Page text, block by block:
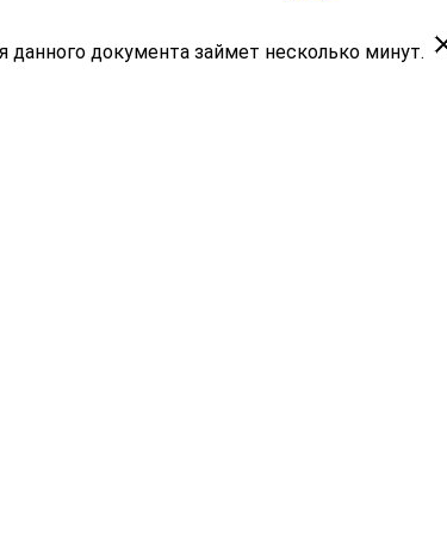
документа займет несколько минут.